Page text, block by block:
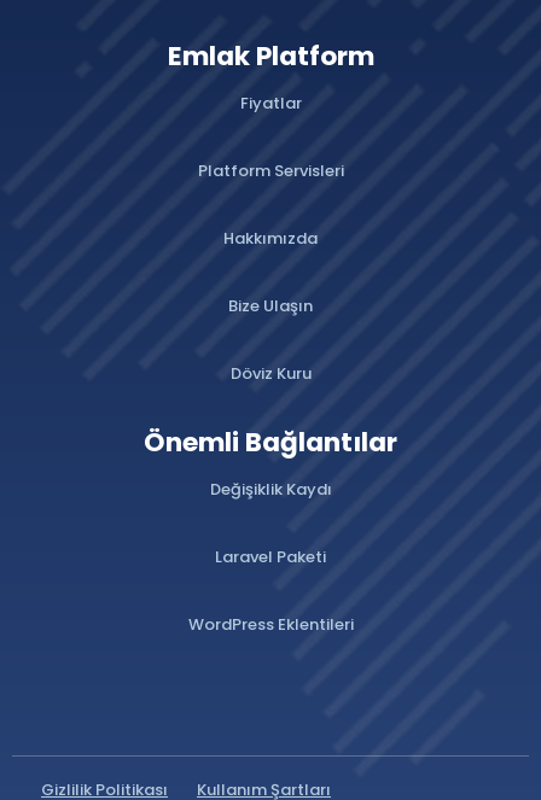
Emlak Platform
Fiyatlar
Platform Servisleri
Hakkımızda
Bize Ulaşın
Döviz Kuru
Önemli Bağlantılar
Değişiklik Kaydı
Laravel Paketi
WordPress Eklentileri
Gizlilik Politikası Kullanım Şartları